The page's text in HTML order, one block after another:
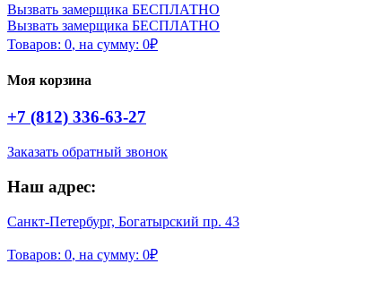
Вызвать замерщика БЕСПЛАТНО
Вызвать замерщика БЕСПЛАТНО
Товаров: 0, на сумму: 0₽
Моя корзина
+7 (812) 336-63-27
Заказать обратный звонок
Наш адрес:
Санкт-Петербург, Богатырский пр. 43
Товаров: 0, на сумму: 0₽